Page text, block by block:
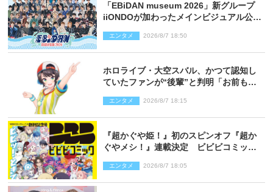
「EBiDAN museum 2026」新グループ
iiONDOが加わったメインビジュアル公
エンタメ 2026/8/7 18:50
ホロライブ・大空スバル、かつて認知し
ていたファンが“後輩”と判明「お前もし
エンタメ 2026/8/7 18:15
『超かぐや姫！』初のスピンオフ『超か
ぐやメシ！』連載決定 ビビビコミック
エンタメ 2026/8/7 18:05